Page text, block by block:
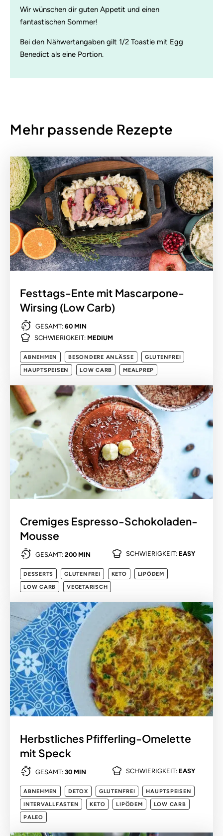
Wir wünschen dir guten Appetit und einen
fantastischen Sommer!
Bei den Nähwertangaben gilt 1/2 Toastie mit Egg
Benedict als eine Portion.
Mehr passende Rezepte
Festtags-Ente mit Mascarpone-
Wirsing (Low Carb)
GESAMT: 60 MIN
SCHWIERIGKEIT: MEDIUM
ABNEHMEN BESONDERE ANLÄSSE
GLUTENFREI
HAUPTSPEISEN
LOW CARB MEALPREP
Cremiges Espresso-Schokoladen-
Mousse
GESAMT: 200 MIN SCHWIERIGKEIT: EASY
DESSERTS GLUTENFREI KETO
LIPÖDEM
LOW CARB
VEGETARISCH
Herbstliches Pfifferling-Omelette
mit Speck
GESAMT: 30 MIN SCHWIERIGKEIT: EASY
ABNEHMEN DETOX GLUTENFREI
HAUPTSPEISEN
INTERVALLFASTEN
KETO LIPÖDEM
LOW CARB
PALEO